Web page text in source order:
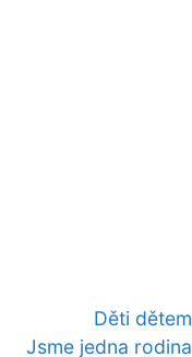
Děti dětem
Jsme jedna rodina